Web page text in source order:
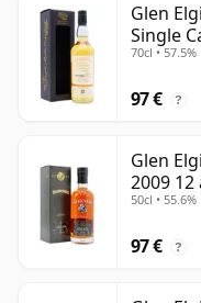
Glen
Single
70cl • 57.5%
97 € ?
Glen
2009 12
50cl • 55.6%
97 € ?